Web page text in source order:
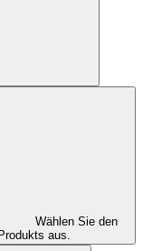
Wählen Sie den
aus.